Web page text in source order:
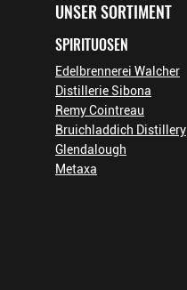
UNSER SORTIMENT
SPIRITUOSEN
Edelbrennerei Walcher
Distillerie Sibona
Remy Cointreau
Bruichladdich Distillery
Glendalough
Metaxa